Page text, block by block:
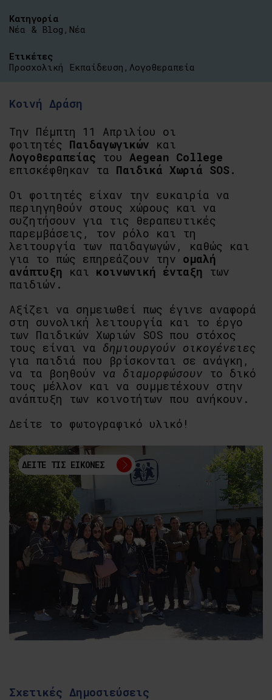
Κοινή Δράση
Την Πέμπτη 11 Απριλίου οι
φοιτητές Παιδαγωγικών και
Λογοθεραπείας του Aegean College
επισκέφθηκαν τα Παιδικά Χωριά SOS.
Οι φοιτητές είχαν την ευκαιρία να
περιηγηθούν στους χώρους και να
συζητήσουν για τις θεραπευτικές
παρεμβάσεις, τον ρόλο και τη
λειτουργία των παιδαγωγών, καθώς και
για το πώς επηρεάζουν την ομαλή
ανάπτυξη και κοινωνική ένταξη των
παιδιών.
Αξίζει να σημειωθεί πως έγινε αναφορά
στη συνολική λειτουργία και το έργο
των Παιδικών Χωριών SOS που στόχος
τους είναι να δημιουργούν οικογένειες
για παιδιά που βρίσκονται σε ανάγκη,
να τα βοηθούν να διαμορφώσουν το δικό
τους μέλλον και να συμμετέχουν στην
ανάπτυξη των κοινοτήτων που ανήκουν.
Δείτε το φωτογραφικό υλικό!
ΔΕΙΤΕ ΤΙΣ ΕΙΚΟΝΕΣ
Σχετικές Δημοσιεύσεις
Κατηγορία
Νέα & Blog , Νέα
Ετικέτες
Προσχολική Εκπαίδευση , Λογοθεραπεία